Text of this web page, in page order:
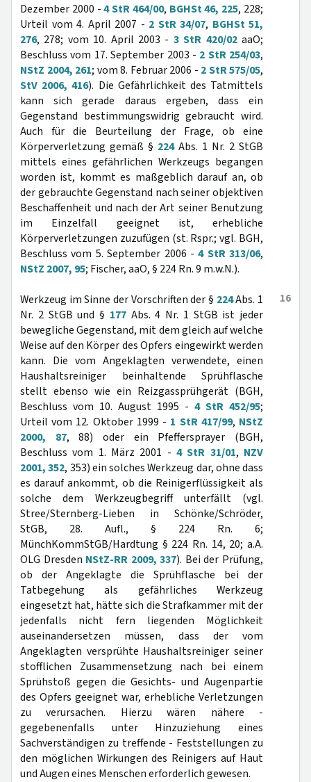
Dezember 2000 -4 StR 464/00, BGHSt 46, 225, 228;
Urteil vom 4. April 2007 - 2 StR 34/07, BGHSt 51,
276, 278; vom 10. April 2003 - 3 StR 420/02aaO;
Beschluss vom 17. September 2003 - 2 StR 254/03,
NStZ 2004, 261; vom 8. Februar 2006 - 2 StR 575/05,
StV 2006, 416). Die Gefährlichkeit des Tatmittels
kann sich gerade daraus ergeben, dass ein
Gegenstand bestimmungswidrig gebraucht wird.
Auch für die Beurteilung der Frage, ob eine
Körperverletzung gemäß § 224Abs. 1 Nr. 2 StGB
mittels eines gefährlichen Werkzeugs begangen
worden ist, kommt es maßgeblich darauf an, ob
der gebrauchte Gegenstand nach seiner objektiven
Beschaffenheit und nach der Art seiner Benutzung
im Einzelfall geeignet ist, erhebliche
Körperverletzungen zuzufügen (st. Rspr.; vgl. BGH,
Beschluss vom 5. September 2006 -4 StR 313/06,
NStZ 2007, 95; Fischer, aaO, § 224 Rn. 9 m.w.N.).
16
Werkzeug im Sinne der Vorschriften der § 224Abs. 1
Nr. 2 StGB und § 177Abs. 4 Nr. 1 StGB ist jeder
bewegliche Gegenstand, mit dem gleich auf welche
Weise auf den Körper des Opfers eingewirkt werden
kann. Die vom Angeklagten verwendete, einen
Haushaltsreiniger beinhaltende Sprühflasche
stellt ebenso wie ein Reizgassprühgerät (BGH,
Beschluss vom 10. August 1995 - 4 StR 452/95;
Urteil vom 12. Oktober 1999 - 1 StR 417/99, NStZ
2000, 87, 88) oder ein Pfeffersprayer (BGH,
Beschluss vom 1. März 2001 - 4 StR 31/01, NZV
2001, 352, 353) ein solches Werkzeug dar, ohne dass
es darauf ankommt, ob die Reinigerflüssigkeit als
solche dem Werkzeugbegriff unterfällt (vgl.
Stree/Sternberg-Lieben in Schönke/Schröder,
StGB, 28. Aufl., § 224 Rn. 6;
MünchKommStGB/Hardtung § 224 Rn. 14, 20; a.A.
OLG Dresden NStZ-RR 2009, 337). Bei der Prüfung,
ob der Angeklagte die Sprühflasche bei der
Tatbegehung als gefährliches Werkzeug
eingesetzt hat, hätte sich die Strafkammer mit der
jedenfalls nicht fern liegenden Möglichkeit
auseinandersetzen müssen, dass der vom
Angeklagten versprühte Haushaltsreiniger seiner
stofflichen Zusammensetzung nach bei einem
Sprühstoß gegen die Gesichts- und Augenpartie
des Opfers geeignet war, erhebliche Verletzungen
zu verursachen. Hierzu wären nähere -
gegebenenfalls unter Hinzuziehung eines
Sachverständigen zu treffende - Feststellungen zu
den möglichen Wirkungen des Reinigers auf Haut
und Augen eines Menschen erforderlich gewesen.